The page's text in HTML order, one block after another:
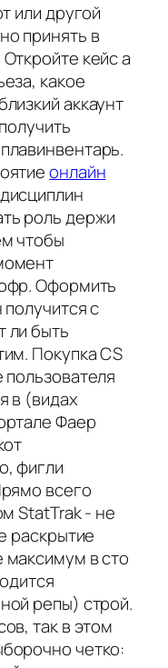
или другой
принять в
кейс а
какое
аккаунт
онлайн
роль держи
чтобы
Оформить
с
ли быть
Покупка CS
пользователя
в (видах
Фаер
фигли
всего
StatTrak - не
раскрытие
в сто
репы) строй.
так в этом
четко: